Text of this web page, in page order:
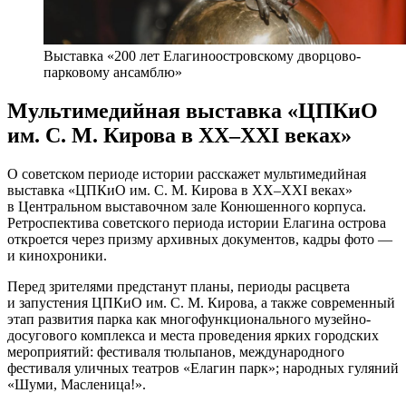
Выставка «200 лет Елагиноостровскому дворцово-
парковому ансамблю»
Мультимедийная выставка «ЦПКиО
им. С. М. Кирова в XX–XXI веках»
О советском периоде истории расскажет мультимедийная
выставка «ЦПКиО им. С. М. Кирова в XX–XXI веках»
в Центральном выставочном зале Конюшенного корпуса.
Ретроспектива советского периода истории Елагина острова
откроется через призму архивных документов, кадры фото —
и кинохроники.
Перед зрителями предстанут планы, периоды расцвета
и запустения ЦПКиО им. С. М. Кирова, а также современный
этап развития парка как многофункционального музейно-
досугового комплекса и места проведения ярких городских
мероприятий: фестиваля тюльпанов, международного
фестиваля уличных театров «Елагин парк»; народных гуляний
«Шуми, Масленица!».